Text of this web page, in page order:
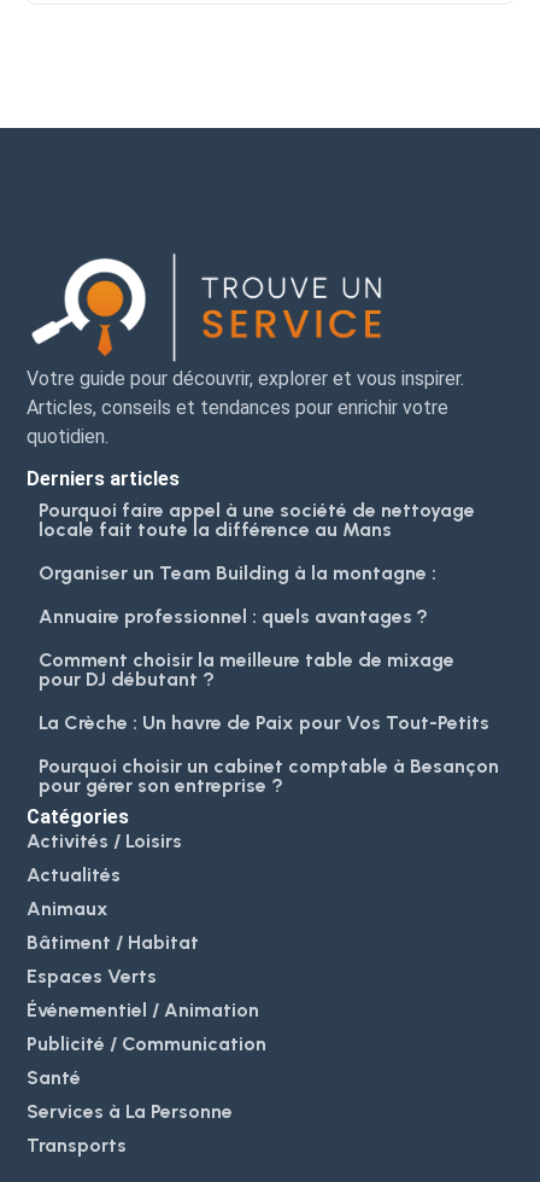
Votre guide pour découvrir, explorer et vous inspirer.
Articles, conseils et tendances pour enrichir votre
quotidien.
Derniers articles
Pourquoi faire appel à une société de nettoyage
locale fait toute la différence au Mans
Organiser un Team Building à la montagne :
Annuaire professionnel : quels avantages ?
Comment choisir la meilleure table de mixage
pour DJ débutant ?
La Crèche : Un havre de Paix pour Vos Tout-Petits
Pourquoi choisir un cabinet comptable à Besançon
pour gérer son entreprise ?
Catégories
Activités / Loisirs
Actualités
Animaux
Bâtiment / Habitat
Espaces Verts
Événementiel / Animation
Publicité / Communication
Santé
Services à La Personne
Transports